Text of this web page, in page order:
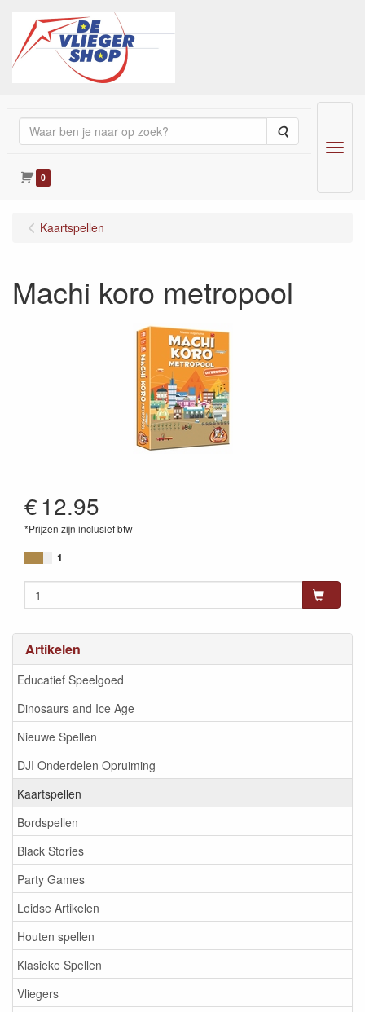
Zoeken
0
Menu
Artikelen
Educatief Speelgoed
Dinosaurs and Ice Age
Nieuwe Spellen
DJI Onderdelen Opruiming
Kaartspellen
Bordspellen
Black Stories
Party Games
Leidse Artikelen
Houten spellen
Klasieke Spellen
Vliegers
Kaartspellen
Machi koro metropool
€12.95
*Prijzen zijn inclusief btw
8718026301651
1